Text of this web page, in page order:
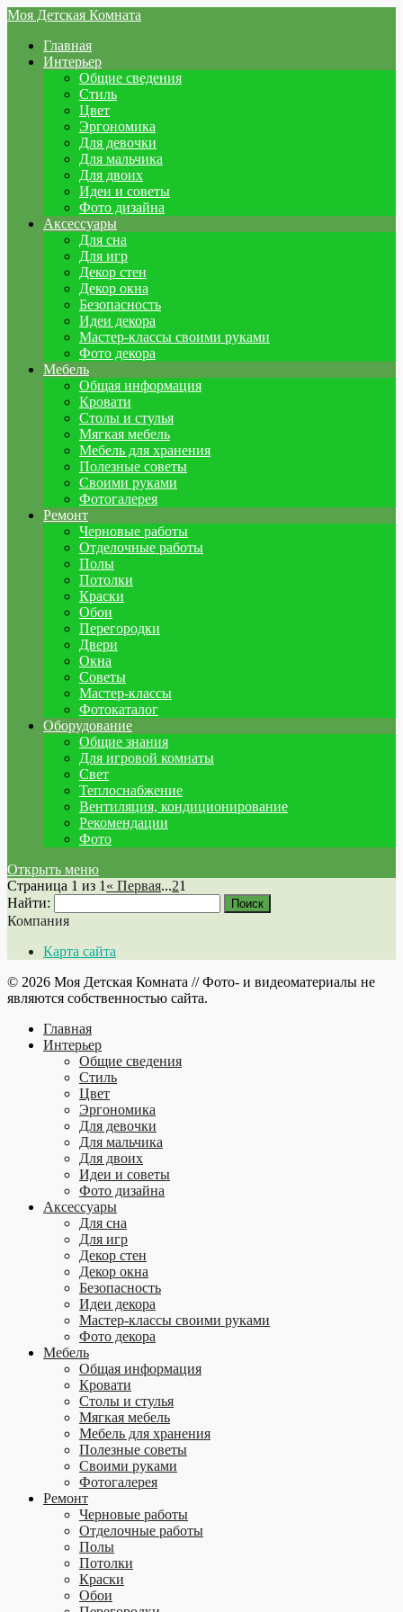
Моя Детская Комната
Главная
Интерьер
Общие сведения
Стиль
Цвет
Эргономика
Для девочки
Для мальчика
Для двоих
Идеи и советы
Фото дизайна
Аксессуары
Для сна
Для игр
Декор стен
Декор окна
Безопасность
Идеи декора
Мастер-классы своими руками
Фото декора
Мебель
Общая информация
Кровати
Столы и стулья
Мягкая мебель
Мебель для хранения
Полезные советы
Своими руками
Фотогалерея
Ремонт
Черновые работы
Отделочные работы
Полы
Потолки
Краски
Обои
Перегородки
Двери
Окна
Советы
Мастер-классы
Фотокаталог
Оборудование
Общие знания
Для игровой комнаты
Свет
Теплоснабжение
Вентиляция, кондиционирование
Рекомендации
Фото
Открыть меню
Страница 1 из 1 « Первая...21
Найти:
Компания
Карта сайта
© 2026 Моя Детская Комната // Фото- и видеоматериалы не
являются собственностью сайта.
Главная
Интерьер
Общие сведения
Стиль
Цвет
Эргономика
Для девочки
Для мальчика
Для двоих
Идеи и советы
Фото дизайна
Аксессуары
Для сна
Для игр
Декор стен
Декор окна
Безопасность
Идеи декора
Мастер-классы своими руками
Фото декора
Мебель
Общая информация
Кровати
Столы и стулья
Мягкая мебель
Мебель для хранения
Полезные советы
Своими руками
Фотогалерея
Ремонт
Черновые работы
Отделочные работы
Полы
Потолки
Краски
Обои